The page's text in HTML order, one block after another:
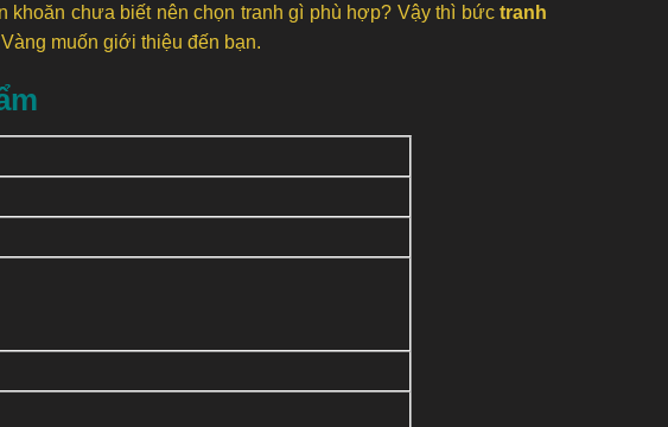
khoăn chưa biết nên chọn tranh gì phù hợp? Vậy thì bức tranh
muốn giới thiệu đến bạn.